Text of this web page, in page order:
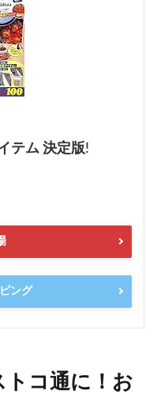
テム 決定版!
ング
トコ通に！お